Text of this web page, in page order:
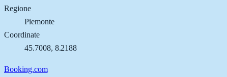
Regione
Piemonte
Coordinate
45.7008, 8.2188
Booking.com